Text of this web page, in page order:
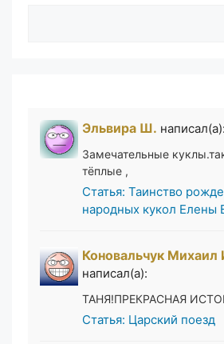
Эльвира Ш. написал(а):
Замечательные
тёплые ,
Статья: Таинство
народных кукол Елены
Коновальчук Михаил
написал(а):
ТАНЯ!ПРЕКРАСНАЯ
Статья: Царский поезд